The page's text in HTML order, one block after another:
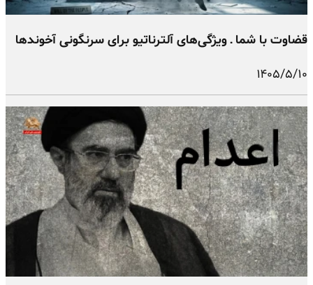
قضاوت با شما ـ ویژگی‌های آلترناتیو برای سرنگونی آخوندها
۱۴۰۵/۵/۱۰